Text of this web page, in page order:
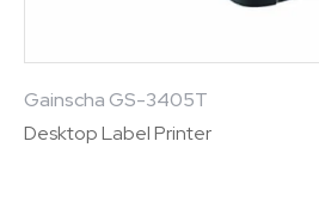
Gainscha GS-3405T
Desktop Label Printer